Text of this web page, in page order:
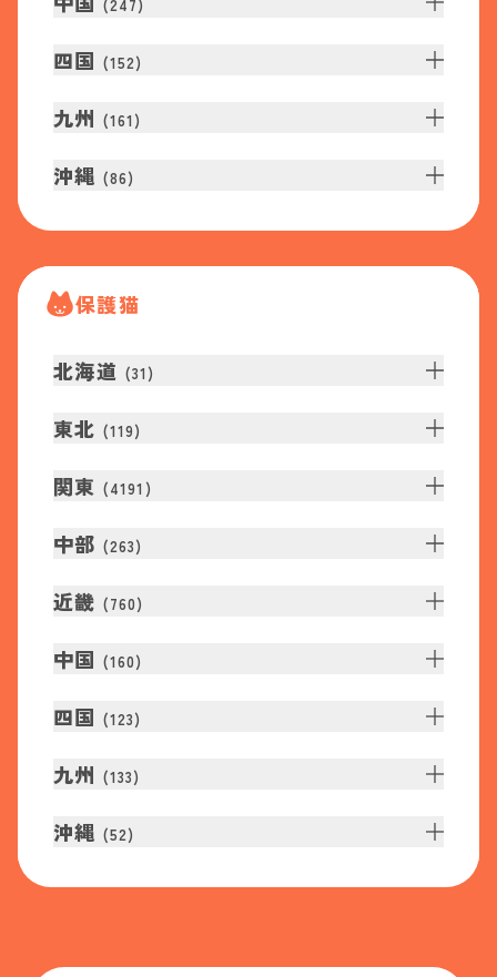
(247)
四国 (152)
九州 (161 )
沖縄 (86)
保護猫
北海道 (31 )
東北 (119)
関東 (4191 )
中部 (263)
近畿 (760)
中国 (160)
四国 (123)
九州 (133)
沖縄 (52)